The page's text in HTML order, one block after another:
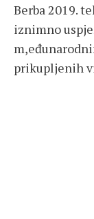
Berba 2019.
iznimno
prikupljenih